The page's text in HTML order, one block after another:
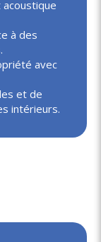
à des
avec
et de
intérieurs.